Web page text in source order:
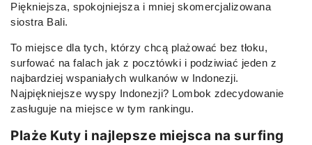
Piękniejsza, spokojniejsza i mniej skomercjalizowana
siostra Bali.
To miejsce dla tych, którzy chcą plażować bez tłoku,
surfować na falach jak z pocztówki i podziwiać jeden z
najbardziej wspaniałych wulkanów w Indonezji.
Najpiękniejsze wyspy Indonezji? Lombok zdecydowanie
zasługuje na miejsce w tym rankingu.
Plaże Kuty i najlepsze miejsca na surfing